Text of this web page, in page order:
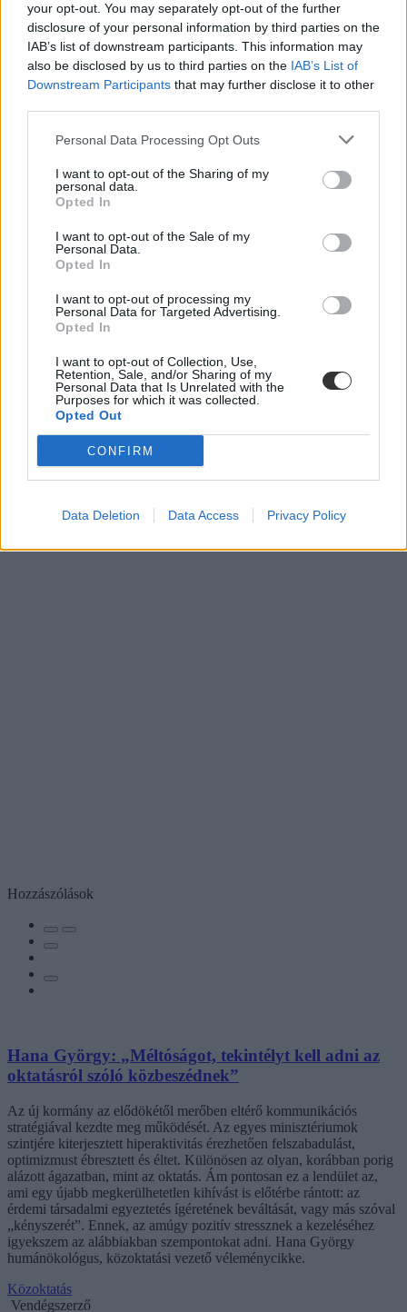
your opt-out. You may separately opt-out of the further
disclosure of your personal information by third parties on the
IAB’s list of downstream participants. This information may
also be disclosed by us to third parties on the IAB’s List of
Downstream Participants that may further disclose it to other
Personal Data Processing Opt Outs
I want to opt-out of the Sharing of my
personal data.
Opted In
I want to opt-out of the Sale of my
Personal Data.
Opted In
I want to opt-out of processing my
Personal Data for Targeted Advertising.
Opted In
I want to opt-out of Collection, Use,
Retention, Sale, and/or Sharing of my
Personal Data that Is Unrelated with the
Purposes for which it was collected.
Opted Out
CONFIRM
Data Deletion Data Access Privacy Policy
felvételi jelentkezés
minimumponthatár
minimumponthatár 2022
felvételi 2022
ponthatárok 2022
felvételi ponthatárok 2022
Hozzászólások
Hana György: „Méltóságot, tekintélyt kell adni az
oktatásról szóló közbeszédnek”
Az új kormány az elődökétől merőben eltérő kommunikációs
stratégiával kezdte meg működését. Az egyes minisztériumok
szintjére kiterjesztett hiperaktivitás érezhetően felszabadulást,
optimizmust ébresztett és éltet. Különösen az olyan, korábban porig
alázott ágazatban, mint az oktatás. Ám pontosan ez a lendület az,
ami egy újabb megkerülhetetlen kihívást is előtérbe rántott: az
érdemi társadalmi egyeztetés ígéretének beváltását, vagy más szóval
„kényszerét”. Ennek, az amúgy pozitív stressznek a kezeléséhez
igyekszem az alábbiakban szempontokat adni. Hana György
humánökológus, közoktatási vezető véleménycikke.
Közoktatás
Vendégszerző